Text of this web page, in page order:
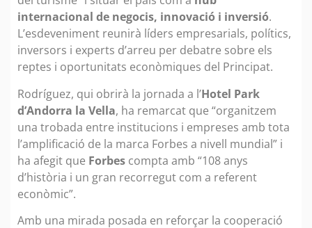
internacional de negocis, innovació i inversió.
L’esdeveniment reunirà líders empresarials, polítics,
inversors i experts d’arreu per debatre sobre els
reptes i oportunitats econòmiques del Principat.
Rodríguez, qui obrirà la jornada a l’Hotel Park
d’Andorra la Vella, ha remarcat que “organitzem
una trobada entre institucions i empreses amb tota
l’amplificació de la marca Forbes a nivell mundial” i
ha afegit que Forbes compta amb “108 anys
d’història i un gran recorregut com a referent
econòmic”.
Amb una mirada posada en reforçar la cooperació